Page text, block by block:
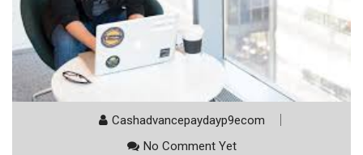
Cashadvancepaydayp9ecom
No Comment Yet